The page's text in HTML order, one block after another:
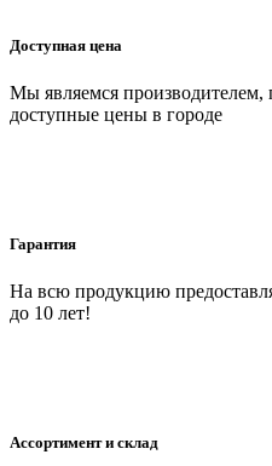
Доступная цена
Мы являемся
доступные цены в городе
Гарантия
На всю продукцию
до 10 лет!
Ассортимент и склад